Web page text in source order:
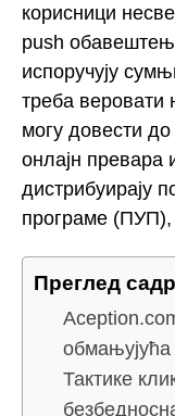
корисници
push
испоручују
треба веровати
могу довести
онлајн превара
дистрибуирају
програме (ПУП),
Преглед
Тактике